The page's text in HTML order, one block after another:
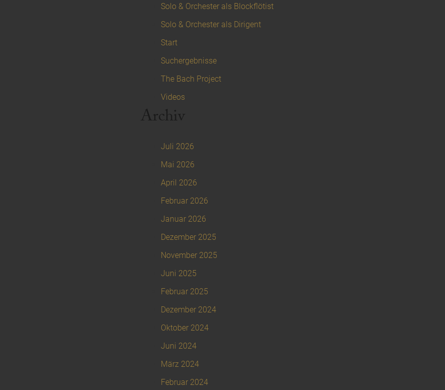
Solo & Orchester als Blockflötist
Solo & Orchester als Dirigent
Start
Suchergebnisse
The Bach Project
Videos
Archiv
Juli 2026
Mai 2026
April 2026
Februar 2026
Januar 2026
Dezember 2025
November 2025
Juni 2025
Februar 2025
Dezember 2024
Oktober 2024
Juni 2024
März 2024
Februar 2024